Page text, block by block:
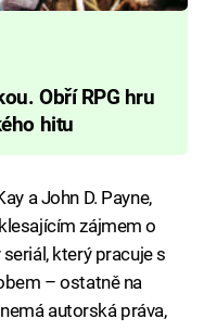
Obří RPG hru
hitu
a John D. Payne,
zájmem o
který pracuje s
– ostatně na
autorská práva,